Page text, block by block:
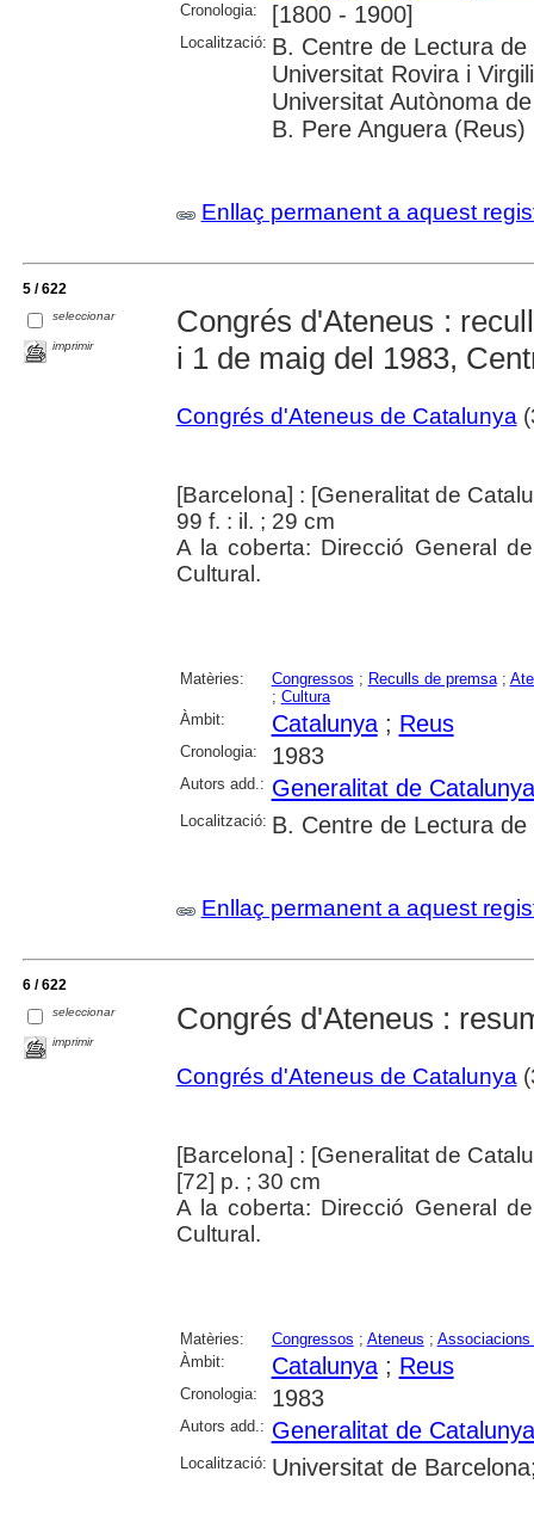
Cronologia:
[1800 - 1900]
Localització: B. Centre de Lectura
Universitat Rovira i
Universitat Autònoma
B. Pere Anguera (Reus)
Enllaç permanent a aquest
5 / 622
seleccionar
imprimir
Congrés d'Ateneus :
i 1 de maig del 1983,
Congrés d'Ateneus de Catalunya
[Barcelona] : [Generalitat de
99 f. : il. ; 29 cm
A la coberta: Direcció General
Cultural.
Matèries: Congressos ; Reculls de premsa;
; Cultura
Àmbit:
Catalunya; Reus
Cronologia: 1983
Autors add.: Generalitat de Catalunya
Localització: B. Centre de Lectura de
Enllaç permanent a aquest
6 / 622
seleccionar
imprimir
Congrés d'Ateneus :
Congrés d'Ateneus de Catalunya
[Barcelona] : [Generalitat de
[72] p. ; 30 cm
A la coberta: Direcció General
Cultural.
Matèries: Congressos ; Ateneus ; Associacions
Àmbit:
Catalunya; Reus
Cronologia: 1983
Autors add.: Generalitat de Catalunya
Localització: Universitat de